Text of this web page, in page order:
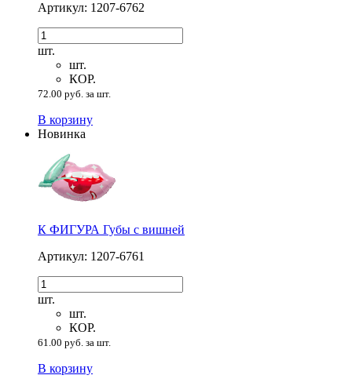
Артикул: 1207-6762
шт.
шт.
КОР.
72.00 руб. за шт.
В корзину
Новинка
К ФИГУРА Губы с вишней
Артикул: 1207-6761
шт.
шт.
КОР.
61.00 руб. за шт.
В корзину